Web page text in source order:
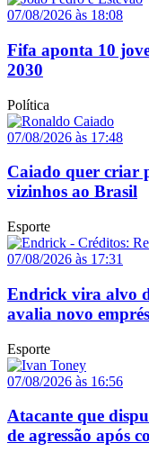
07/08/2026 às 18:08
Fifa aponta 10
2030
Política
07/08/2026 às 17:48
Caiado quer criar
vizinhos ao Brasil
Esporte
07/08/2026 às 17:31
Endrick vira alvo
avalia novo
Esporte
07/08/2026 às 16:56
Atacante que
de agressão após